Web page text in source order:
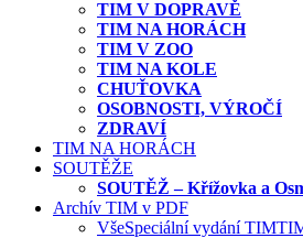
TIM V DOPRAVĚ
TIM NA HORÁCH
TIM V ZOO
TIM NA KOLE
CHUŤOVKA
OSOBNOSTI, VÝROČÍ
ZDRAVÍ
TIM NA HORÁCH
SOUTĚŽE
SOUTĚŽ – Křížovka a
Archív TIM v PDF
VšeSpeciální vydání TIM